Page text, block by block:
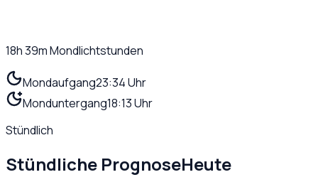
18h 39mMondlichtstunden
Mondaufgang23:34 Uhr
Monduntergang18:13 Uhr
Stündlich
Stündliche PrognoseHeute